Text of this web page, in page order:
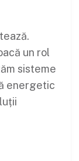
un rol
sisteme
energetic